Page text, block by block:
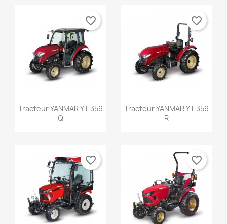
Aperçu rapide
Tracteur YANMAR YT 359
Q
favorite_border
Aperçu rapide
Tracteur YANMAR YT 359
R
favorite_border
favorite_border favorite_border